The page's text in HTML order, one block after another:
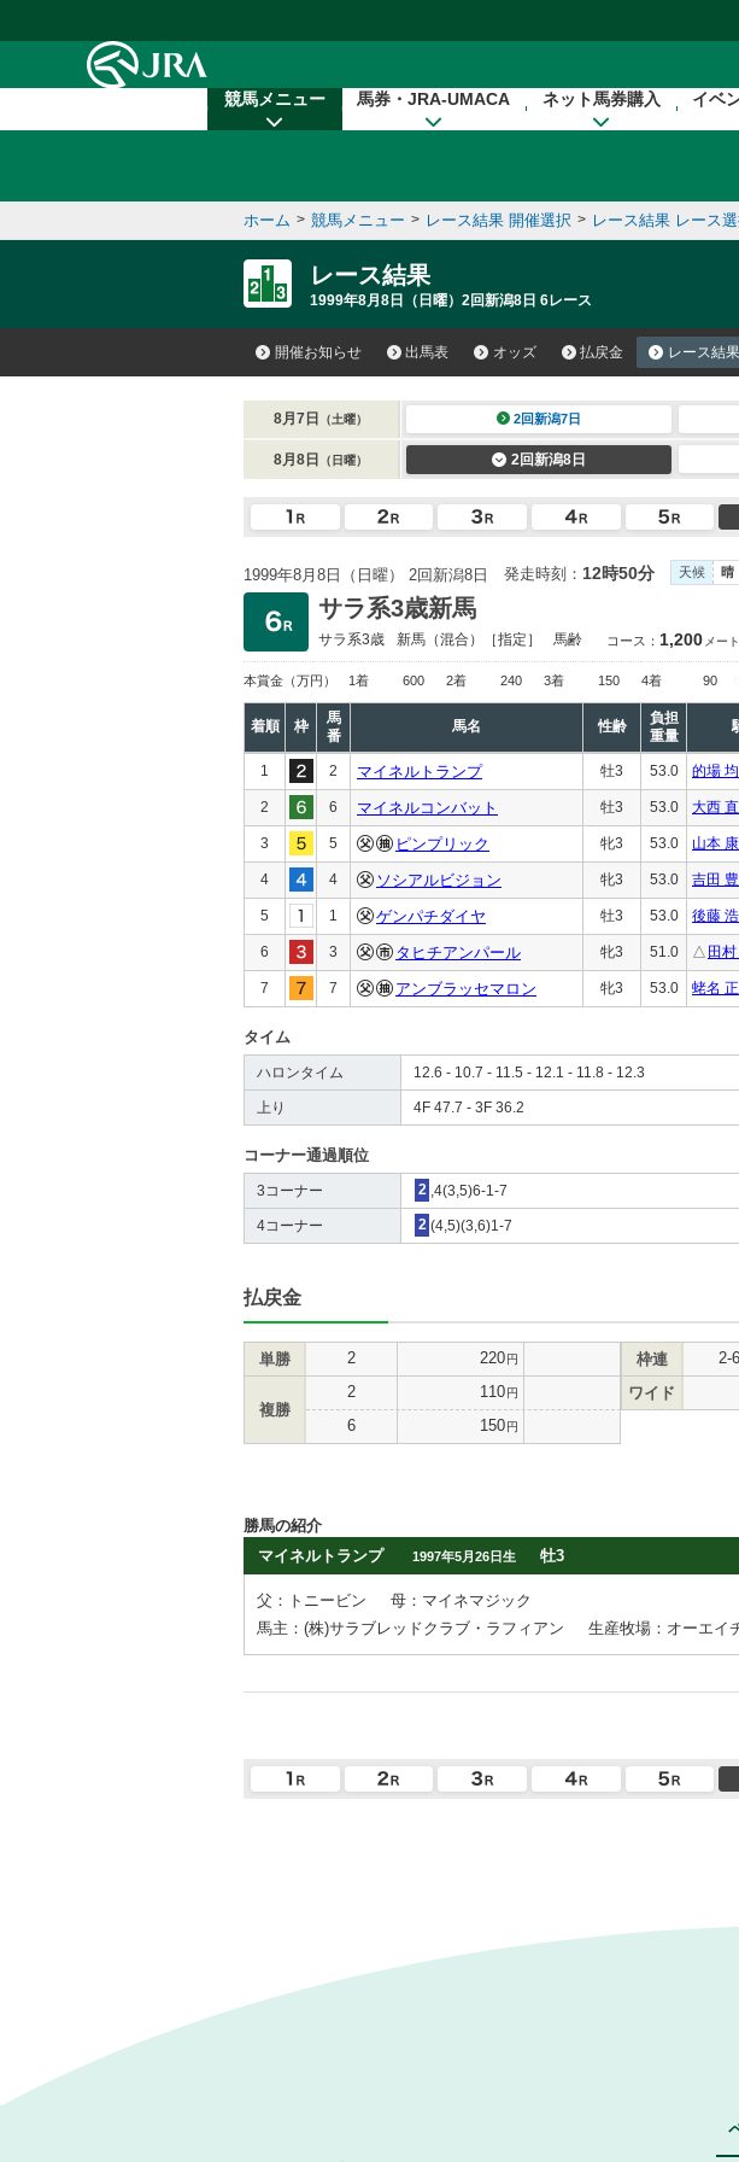
競馬メニュー 馬券・JRA-UMACA ネット馬券購入 イベ
ホーム > 競馬メニュー > レース結果 開催選択 > レース結果 レース
レース結果
1999年8月8日（日曜）2回新潟8日 6レース
開催お知らせ 出馬表 オッズ 払戻金 レース結果
8月7日 （土曜） 2回新潟7日
8月8日 （日曜） 2回新潟8日
1999年8月8日（日曜） 2回新潟8日 発走時刻： 12時50分 天候 晴
サラ系3歳新馬
サラ系3歳 新馬 （混合）［指定］ 馬齢 コース： 1,200 メー
本賞金 （万円） 1着 600 2着 240 3着 150 4着 90
着順 枠
馬
番
馬名 性齢
負担
重量
1 2 マイネルトランプ 牡3 53.0 的場 均
2 6 マイネルコンバット 牡3 53.0 大西
3 5 ピンプリック 牝3 53.0 山本
4 4 ソシアルビジョン 牝3 53.0 吉田 豊
5 1 ゲンパチダイヤ 牡3 53.0 後藤
6 3 タヒチアンパール 牝3 51.0 △ 田村
7 7 アンブラッセマロン 牝3 53.0 蛯名
タイム
ハロンタイム 12.6 - 10.7 - 11.5 - 12.1 - 11.8 - 12.3
上り 4F 47.7 - 3F 36.2
コーナー通過順位
3コーナー 2 ,4(3,5)6-1-7
4コーナー 2 (4,5)(3,6)1-7
払戻金
単勝 2 220円
複勝
2 110円
6 150円
枠連 2-6
ワイド
勝馬の紹介
マイネルトランプ
1997年5月26日生 牡3
父：トニービン
母：マイネマジック
馬主：(株)サラブレッドクラブ・ラフィアン
生産牧場：オーエイ